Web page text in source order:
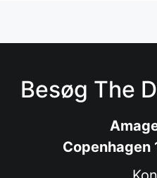
Besøg The
Copenhagen